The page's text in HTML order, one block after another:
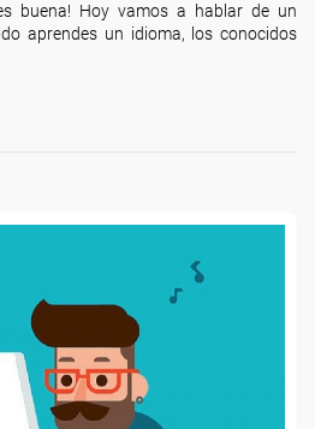
buena! Hoy vamos a hablar de un
aprendes un idioma, los conocidos